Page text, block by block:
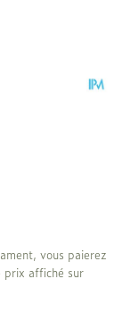
vous paierez
prix affiché sur